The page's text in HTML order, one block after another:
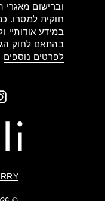
וברישום
חוקית למסרו.
במידע אודותיי
בהתאם לחוק
לפרטים נוספים